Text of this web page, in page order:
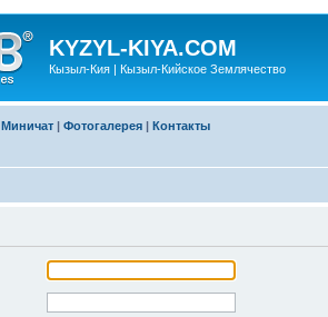
KYZYL-KIYA.COM
Кызыл-Кия | Кызыл-Кийское Землячество
Миничат | Фотогалерея | Контакты